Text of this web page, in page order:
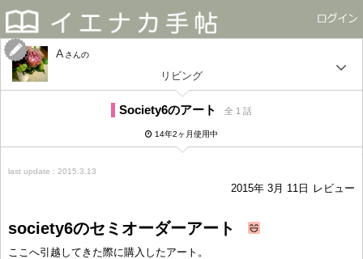
A さん
リビング
Society6のアート 全 1 話
14年2ヶ月使用中
last update : 2015.3.13
2015年 3月 11日 レビュー
society6のセミオーダーアート
ここへ引越してきた際に購入したアート。